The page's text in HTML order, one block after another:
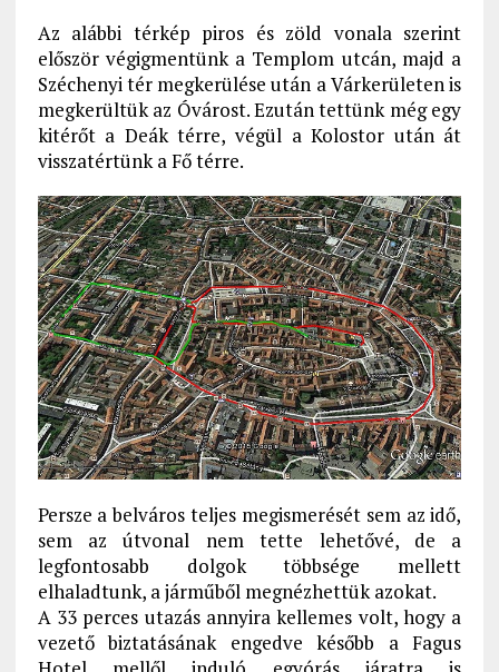
Az alábbi térkép piros és zöld vonala szerint
először végigmentünk a Templom utcán, majd a
Széchenyi tér megkerülése után a Várkerületen is
megkerültük az Óvárost. Ezután tettünk még egy
kitérőt a Deák térre, végül a Kolostor után át
visszatértünk a Fő térre.
Persze a belváros teljes megismerését sem az idő,
sem az útvonal nem tette lehetővé, de a
legfontosabb dolgok többsége mellett
elhaladtunk, a járműből megnézhettük azokat.
A 33 perces utazás annyira kellemes volt, hogy a
vezető biztatásának engedve később a Fagus